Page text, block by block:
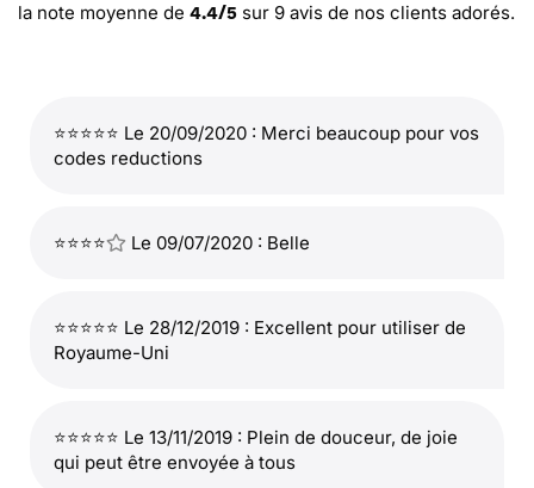
la note moyenne de 4.4/5 sur 9 avis de nos clients adorés.
⭐⭐⭐⭐⭐ Le 20/09/2020 : Merci beaucoup pour vos
codes reductions
⭐⭐⭐⭐ Le 09/07/2020 : Belle
⭐⭐⭐⭐⭐ Le 28/12/2019 : Excellent pour utiliser de
Royaume-Uni
⭐⭐⭐⭐⭐ Le 13/11/2019 : Plein de douceur, de joie
qui peut être envoyée à tous